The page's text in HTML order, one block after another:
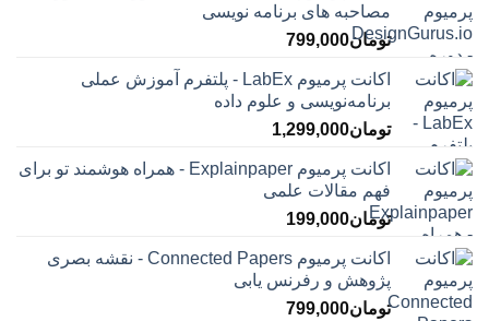
مصاحبه ‌های برنامه نویسی
تومان799,000
اکانت پرمیوم LabEx - پلتفرم آموزش عملی
برنامه‌نویسی و علوم داده
تومان1,299,000
اکانت پرمیوم Explainpaper - همراه هوشمند تو برای
فهم مقالات علمی
تومان199,000
اکانت پرمیوم Connected Papers - نقشه بصری
پژوهش و رفرنس یابی
تومان799,000